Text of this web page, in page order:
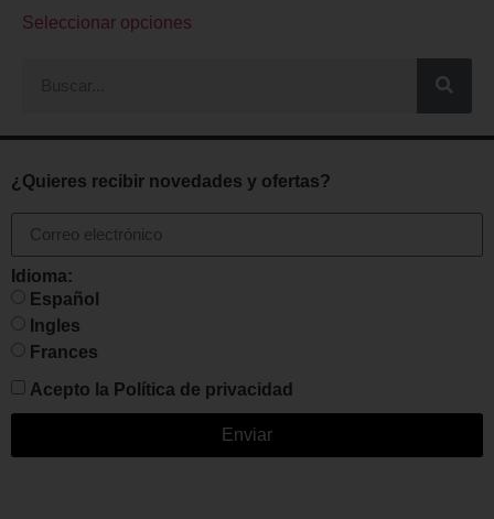
Seleccionar opciones
¿Quieres recibir novedades y ofertas?
Idioma:
Español
Ingles
Frances
Acepto la Política de privacidad
Enviar